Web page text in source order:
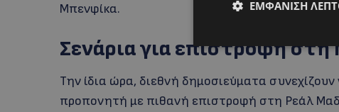
Μπενφίκα.
Σενάρια για επιστροφή στη
Την ίδια ώρα, διεθνή δημοσιεύματα
προπονητή με πιθανή επιστροφή στη Ρεάλ
ΕΜΦΆΝΙΣΗ